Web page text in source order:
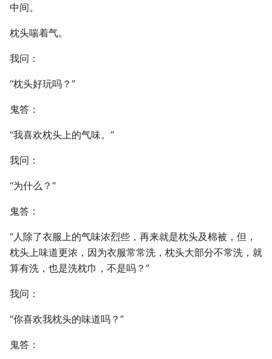
中间。
枕头喘着气。
我问：
“枕头好玩吗？”
鬼答：
“我喜欢枕头上的气味。”
我问：
“为什么？”
鬼答：
“人除了衣服上的气味浓烈些，再来就是枕头及棉被，但，
枕头上味道更浓，因为衣服常常洗，枕头大部分不常洗，就
算有洗，也是洗枕巾，不是吗？”
我问：
“你喜欢我枕头的味道吗？”
鬼答：